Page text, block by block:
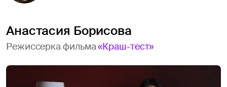
Анастасия Борисова
Режиссерка фильма«Краш-тест»